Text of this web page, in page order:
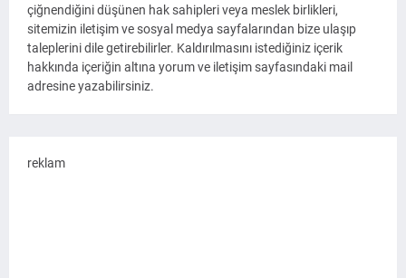
çiğnendiğini düşünen hak sahipleri veya meslek birlikleri,
sitemizin iletişim ve sosyal medya sayfalarından bize ulaşıp
taleplerini dile getirebilirler. Kaldırılmasını istediğiniz içerik
hakkında içeriğin altına yorum ve iletişim sayfasındaki mail
adresine yazabilirsiniz.
reklam